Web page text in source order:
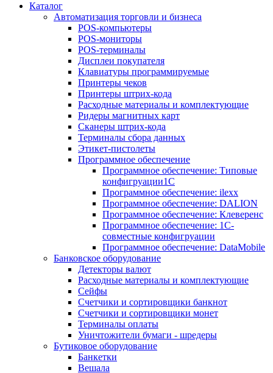
Каталог
Автоматизация торговли и бизнеса
POS-компьютеры
POS-мониторы
POS-терминалы
Дисплеи покупателя
Клавиатуры программируемые
Принтеры чеков
Принтеры штрих-кода
Расходные материалы и комплектующие
Ридеры магнитных карт
Сканеры штрих-кода
Терминалы сбора данных
Этикет-пистолеты
Программное обеспечение
Программное обеспечение: Типовые
конфигруации1С
Программное обеспечение: ilexx
Программное обеспечение: DALION
Программное обеспечение: Клеверенс
Программное обеспечение: 1С-
совместные конфигруации
Программное обеспечение: DataMobile
Банковское оборудование
Детекторы валют
Расходные материалы и комплектующие
Сейфы
Счетчики и сортировщики банкнот
Счетчики и сортировщики монет
Терминалы оплаты
Уничтожители бумаги - шредеры
Бутиковое оборудование
Банкетки
Вешала